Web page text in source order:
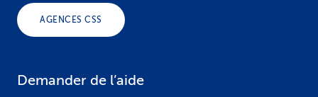
AGENCES CSS
Demander de l’aide